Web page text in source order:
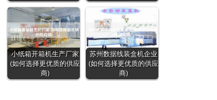
小纸箱开箱机生产厂家
(如何选择更优质的供应
商)
苏州数据线装盒机企业
(如何选择更优质的供应
商)